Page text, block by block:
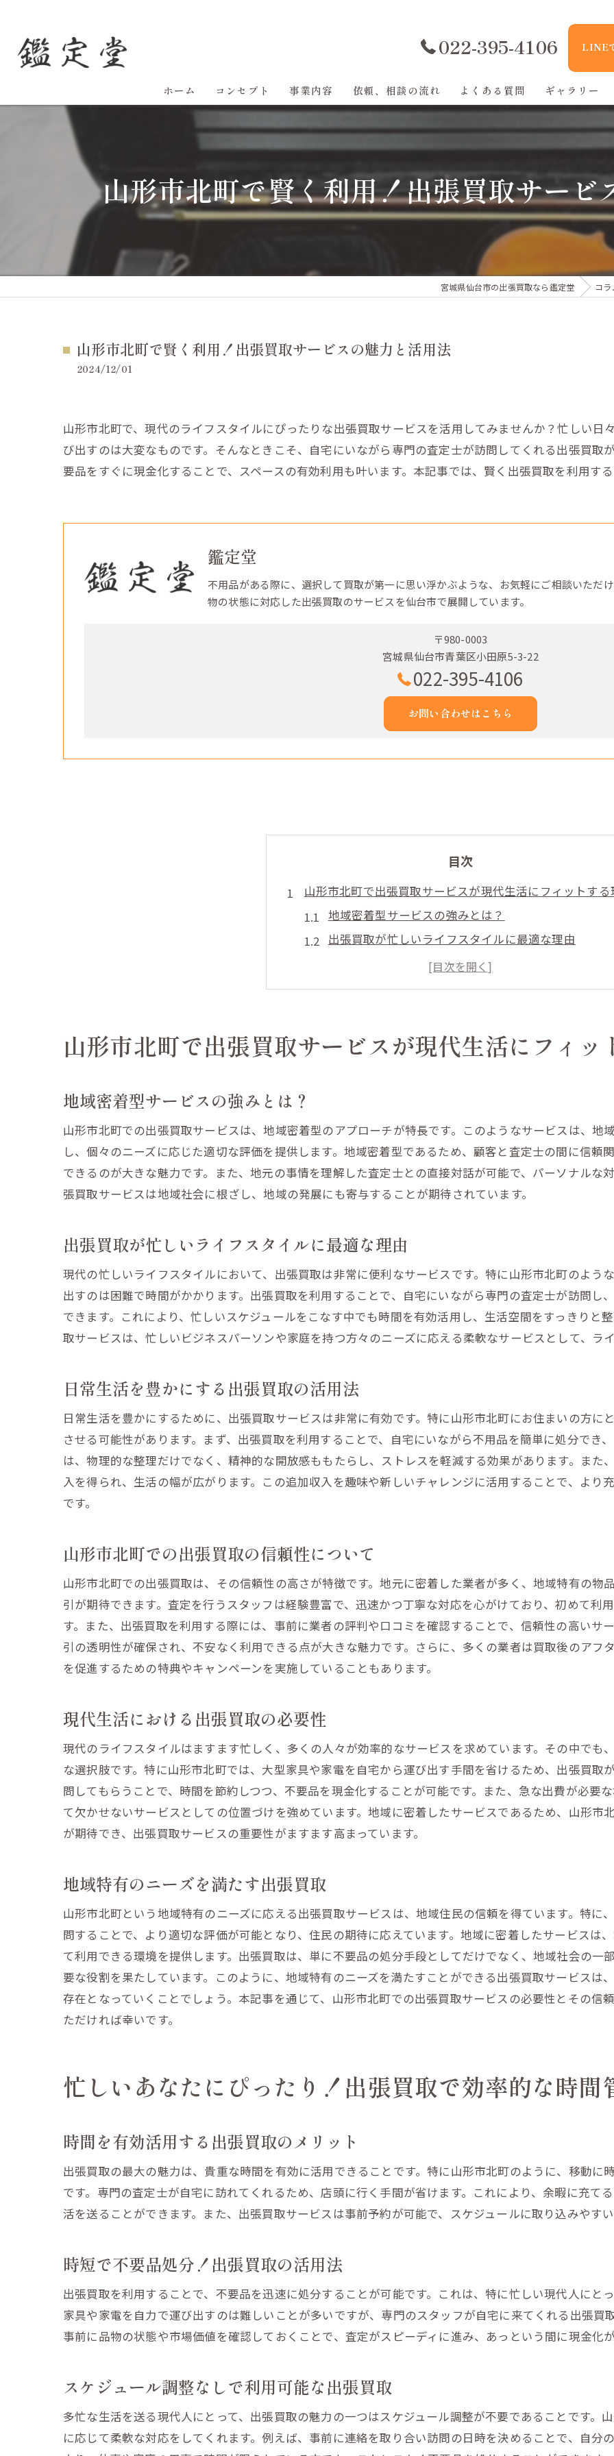
022-395-4106 LINE
ホーム コンセプト 事業内容 依頼、相談の流れ よくある質問 ギャラリー
山形市北町で賢く利用！出張買取サービ
宮城県仙台市の出張買取なら鑑定堂 コラ
山形市北町で賢く利用！出張買取サービスの魅力と活用法
2024/12/01
山形市北町で、現代のライフスタイルにぴったりな出張買取サービスを活用してみませんか？忙しい日
び出すのは大変なものです。そんなときこそ、自宅にいながら専門の査定士が訪問してくれる出張買取
要品をすぐに現金化することで、スペースの有効利用も叶います。本記事では、賢く出張買取を利用す
鑑定堂
不用品がある際に、選択して買取が第一に思い浮かぶような、お気軽にご相談いただ
物の状態に対応した出張買取のサービスを仙台市で展開しています。
〒980-0003
宮城県仙台市青葉区小田原5-3-22
022-395-4106
お問い合わせはこちら
目次
山形市北町で出張買取サービスが現代生活にフィットする
地域密着型サービスの強みとは？
出張買取が忙しいライフスタイルに最適な理由
日常生活を豊かにする出張買取の活用法
山形市北町での出張買取の信頼性について
地域特有のニーズを満たす出張買取
忙しいあなたにぴったり！出張買取で効率的な時間管理を
スケジュール調整なしで利用可能な出張買取
忙しい人にこそ必要な出張買取の理由
効率的なライフスタイルを支える出張買取
時間を創出する出張買取サービス
大型家具の処分を簡単に！出張買取の使い方
専門の査定士が自宅まで訪問する安心感
出張買取で大物家具の処分をスムーズに
山形市北町での出張買取の具体的な流れ
大きな家具だからこそ出張買取が便利
出張買取で家中すっきり！不要品を現金化するメリットと
不要品をお金に変える出張買取の魅力
家全体をスッキリ整理する出張買取
スペースを有効活用するための出張買取
不要品を現金化することで得られる利点
査定士が自宅へ！山形市北町での出張買取の利用法を徹底
査定士訪問の流れと準備のポイント
自宅での査定のメリットを最大化する方法
査定士の訪問で安心して買取を依頼する方法
スペースを有効活用！出張買取で新たな生活を始める
新生活を始めるための出張買取活用法
出張買取で生まれ変わる生活空間
無駄なものを減らす出張買取の活用術
便利さを実感！出張買取のサービス内容
地域に根ざした安心の出張買取サービス
利用者が安心できる出張買取の理由
地域密着の強みを活かした出張買取の魅力
地域に愛される出張買取の活用法
地域特性を活かした出張買取の効率性
地元の暮らしを支える出張買取サービス
地域に根付く出張買取の未来と展望
山形市北町で出張買取サービスが現代生活にフィッ
地域密着型サービスの強みとは？
山形市北町での出張買取サービスは、地域密着型のアプローチが特長です。このようなサービスは、地
し、個々のニーズに応じた適切な評価を提供します。地域密着型であるため、顧客と査定士の間に信頼
できるのが大きな魅力です。また、地元の事情を理解した査定士との直接対話が可能で、パーソナルな
張買取サービスは地域社会に根ざし、地域の発展にも寄与することが期待されています。
出張買取が忙しいライフスタイルに最適な理由
現代の忙しいライフスタイルにおいて、出張買取は非常に便利なサービスです。特に山形市北町のよう
出すのは困難で時間がかかります。出張買取を利用することで、自宅にいながら専門の査定士が訪問し
できます。これにより、忙しいスケジュールをこなす中でも時間を有効活用し、生活空間をすっきりと
取サービスは、忙しいビジネスパーソンや家庭を持つ方々のニーズに応える柔軟なサービスとして、ラ
日常生活を豊かにする出張買取の活用法
日常生活を豊かにするために、出張買取サービスは非常に有効です。特に山形市北町にお住まいの方に
させる可能性があります。まず、出張買取を利用することで、自宅にいながら不用品を簡単に処分でき
は、物理的な整理だけでなく、精神的な開放感ももたらし、ストレスを軽減する効果があります。また
入を得られ、生活の幅が広がります。この追加収入を趣味や新しいチャレンジに活用することで、より
です。
山形市北町での出張買取の信頼性について
山形市北町での出張買取は、その信頼性の高さが特徴です。地元に密着した業者が多く、地域特有の物
引が期待できます。査定を行うスタッフは経験豊富で、迅速かつ丁寧な対応を心がけており、初めて利
す。また、出張買取を利用する際には、事前に業者の評判や口コミを確認することで、信頼性の高いサ
引の透明性が確保され、不安なく利用できる点が大きな魅力です。さらに、多くの業者は買取後のアフ
を促進するための特典やキャンペーンを実施していることもあります。
現代生活における出張買取の必要性
現代のライフスタイルはますます忙しく、多くの人々が効率的なサービスを求めています。その中でも
な選択肢です。特に山形市北町では、大型家具や家電を自宅から運び出す手間を省けるため、出張買取
問してもらうことで、時間を節約しつつ、不要品を現金化することが可能です。また、急な出費が必要
て欠かせないサービスとしての位置づけを強めています。地域に密着したサービスであるため、山形市
が期待でき、出張買取サービスの重要性がますます高まっています。
地域特有のニーズを満たす出張買取
山形市北町という地域特有のニーズに応える出張買取サービスは、地域住民の信頼を得ています。特に
問することで、より適切な評価が可能となり、住民の期待に応えています。地域に密着したサービスは
て利用できる環境を提供します。出張買取は、単に不要品の処分手段としてだけでなく、地域社会の一
要な役割を果たしています。このように、地域特有のニーズを満たすことができる出張買取サービスは
存在となっていくことでしょう。本記事を通じて、山形市北町での出張買取サービスの必要性とその信
ただければ幸いです。
忙しいあなたにぴったり！出張買取で効率的な時間
時間を有効活用する出張買取のメリット
出張買取の最大の魅力は、貴重な時間を有効に活用できることです。特に山形市北町のように、移動に
です。専門の査定士が自宅に訪れてくれるため、店頭に行く手間が省けます。これにより、余暇に充て
活を送ることができます。また、出張買取サービスは事前予約が可能で、スケジュールに取り込みやす
時短で不要品処分！出張買取の活用法
出張買取を利用することで、不要品を迅速に処分することが可能です。これは、特に忙しい現代人にと
家具や家電を自力で運び出すのは難しいことが多いですが、専門のスタッフが自宅に来てくれる出張買
事前に品物の状態や市場価値を確認しておくことで、査定がスピーディに進み、あっという間に現金化
スケジュール調整なしで利用可能な出張買取
多忙な生活を送る現代人にとって、出張買取の魅力の一つはスケジュール調整が不要であることです。
に応じて柔軟な対応をしてくれます。例えば、事前に連絡を取り合い訪問の日時を決めることで、自分